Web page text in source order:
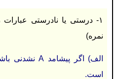
نمره)
است.